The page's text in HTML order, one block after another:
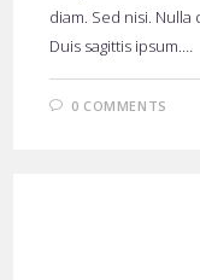
diam. Sed nisi.
Duis sagittis ipsum.…
0 COMMENTS